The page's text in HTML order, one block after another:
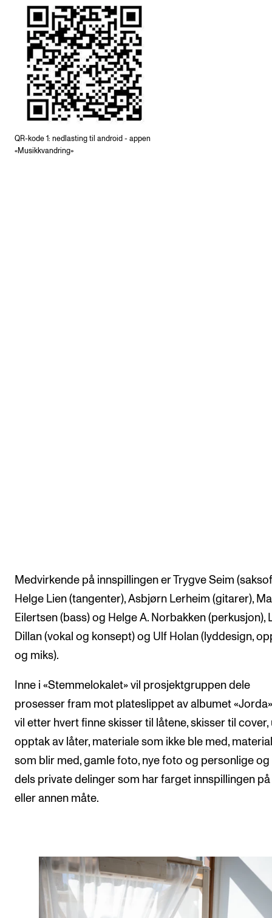
QR-kode 1: nedlasting til android - appen
«Musikkvandring»
Medvirkende på innspillingen er Trygve Seim
Helge Lien (tangenter), Asbjørn Lerheim (gitarer),
Eilertsen (bass) og Helge A. Norbakken (perkusjon),
Dillan (vokal og konsept) og Ulf Holan (lyddesign,
og miks).
Inne i «Stemmelokalet» vil prosjektgruppen dele
prosesser fram mot plateslippet av albumet
vil etter hvert finne skisser til låtene, skisser til cover,
opptak av låter, materiale som ikke ble med,
som blir med, gamle foto, nye foto og personlige og
dels private delinger som har farget innspillingen på
eller annen måte.